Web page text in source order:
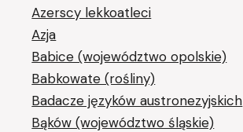
Azerscy lekkoatleci
Azja
Babice (województwo opolskie)
Babkowate (rośliny)
Badacze języków austronezyjskich
Bąków (województwo śląskie)